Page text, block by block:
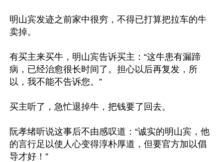
明山宾发迹之前家中很穷，不得已打算把拉车的牛
卖掉。
有买主来买牛，明山宾告诉买主：“这牛患有漏蹄
病，已经治愈很长时间了。担心以后再复发，所
以，我不能不告诉您。”
买主听了，急忙退掉牛，把钱要了回去。
阮孝绪听说这事后不由感叹道：“诚实的明山宾，他
的言行足以使人心变得淳朴厚道，但要官方加以倡
导才好！”